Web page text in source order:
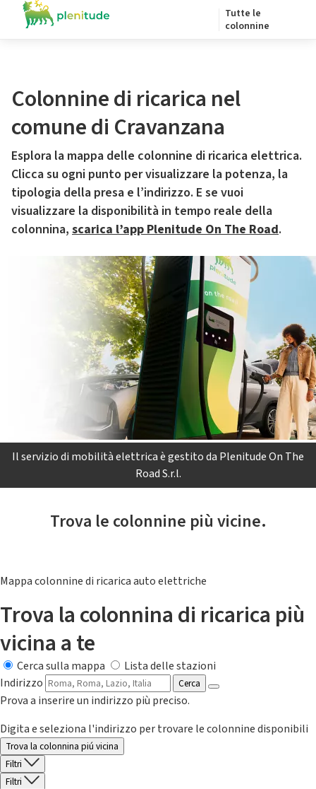
Tutte le
colonnine
Colonnine di ricarica nel
comune di Cravanzana
Esplora la mappa delle colonnine di ricarica elettrica.
Clicca su ogni punto per visualizzare la potenza, la
tipologia della presa e l’indirizzo. E se vuoi
visualizzare la disponibilità in tempo reale della
colonnina, scarica l’app Plenitude On The Road.
Il servizio di mobilità elettrica è gestito da Plenitude On The
Road S.r.l.
Trova le colonnine più vicine.
Mappa colonnine di ricarica auto elettriche
Trova la colonnina di ricarica più
vicina a te
Cerca sulla mappa
Lista delle stazioni
Indirizzo
Cerca
Prova a inserire un indirizzo più preciso.
Digita e seleziona l'indirizzo per trovare le colonnine disponibili
Trova la colonnina piú vicina
Filtri
Filtri